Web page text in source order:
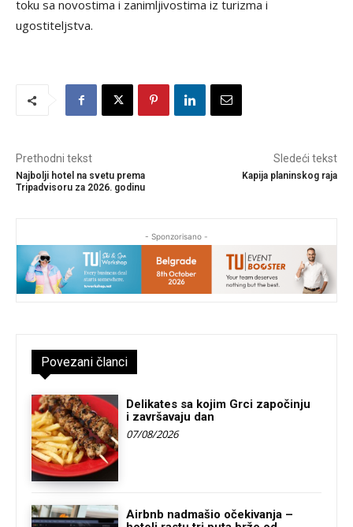
toku sa novostima i zanimljivostima iz turizma i
ugostiteljstva.
Prethodni tekst
Najbolji hotel na svetu prema
Tripadvisoru za 2026. godinu
Sledeći tekst
Kapija planinskog raja
- Sponzorisano -
Povezani članci
Delikates sa kojim Grci započinju
i završavaju dan
07/08/2026
Airbnb nadmašio očekivanja –